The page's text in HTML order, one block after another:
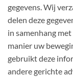
gegevens. Wij
delen deze
in samenhang
manier uw
gebruikt deze
andere gerichte